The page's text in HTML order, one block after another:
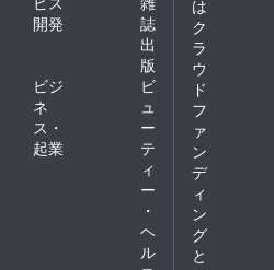
開発
誌
出
版
ビジ
ネ
ス・
起業
ビ
ュ
ー
テ
ィ
ー
・
ヘ
ル
は
ク
ラ
ウ
ド
フ
ァ
ン
デ
ィ
ン
グ
と